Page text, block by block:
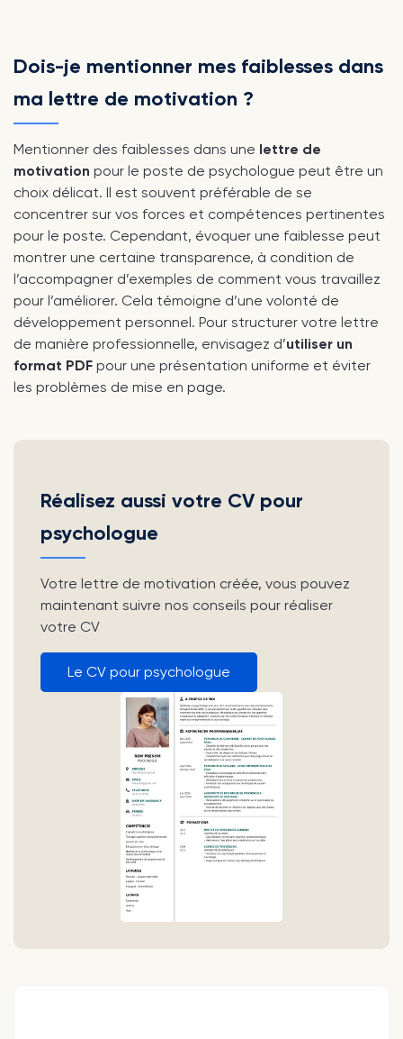
Dois-je mentionner mes faiblesses dans
ma lettre de motivation ?
Mentionner des faiblesses dans une lettre de
motivation pour le poste de psychologue peut être un
choix délicat. Il est souvent préférable de se
concentrer sur vos forces et compétences pertinentes
pour le poste. Cependant, évoquer une faiblesse peut
montrer une certaine transparence, à condition de
l’accompagner d’exemples de comment vous travaillez
pour l’améliorer. Cela témoigne d’une volonté de
développement personnel. Pour structurer votre lettre
de manière professionnelle, envisagez d’utiliser un
format PDF pour une présentation uniforme et éviter
les problèmes de mise en page.
Réalisez aussi votre CV pour
psychologue
Votre lettre de motivation créée, vous pouvez
maintenant suivre nos conseils pour réaliser
votre CV
Le CV pour psychologue